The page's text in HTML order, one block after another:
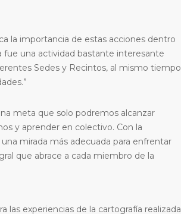
la importancia de estas acciones dentro
fue una actividad bastante interesante
Sedes y Recintos, al mismo tiempo
meta que solo podremos alcanzar
y aprender en colectivo. Con la
mirada más adecuada para enfrentar
que abrace a cada miembro de la
experiencias de la cartografía realizada